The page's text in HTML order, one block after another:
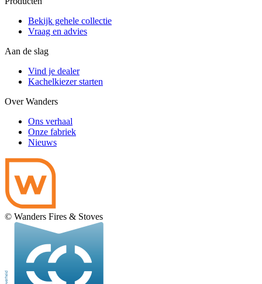
Bekijk gehele collectie
Vraag en advies
Aan de slag
Vind je dealer
Kachelkiezer starten
Over Wanders
Ons verhaal
Onze fabriek
Nieuws
© Wanders Fires & Stoves